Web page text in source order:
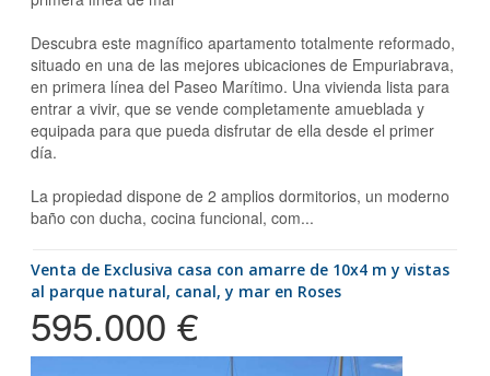
Descubra este magnífico apartamento totalmente reformado,
situado en una de las mejores ubicaciones de Empuriabrava,
en primera línea del Paseo Marítimo. Una vivienda lista para
entrar a vivir, que se vende completamente amueblada y
equipada para que pueda disfrutar de ella desde el primer
día.
La propiedad dispone de 2 amplios dormitorios, un moderno
baño con ducha, cocina funcional, com...
Venta de Exclusiva casa con amarre de 10x4 m y vistas
al parque natural, canal, y mar en Roses
595.000 €